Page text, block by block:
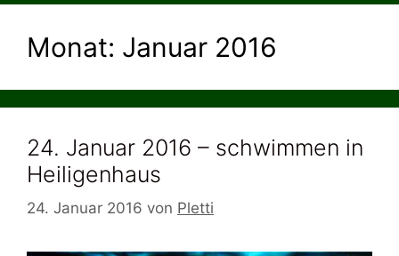
Monat: Januar 2016
24. Januar 2016 – schwimmen in
Heiligenhaus
24. Januar 2016 von Pletti